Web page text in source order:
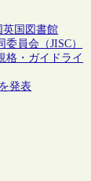
英国図書館
員会（JISC）
格・ガイドライ
発表